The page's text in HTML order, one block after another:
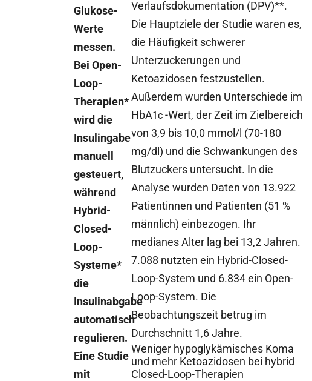
Glukose-
Werte
messen.
Bei Open-
Loop-
Therapien*
wird die
Insulingabe
manuell
gesteuert,
während
Hybrid-
Closed-
Loop-
Systeme*
die
Insulinabgabe
automatisch
regulieren.
Eine Studie
mit
Verlaufsdokumentation (DPV)**.
Die Hauptziele der Studie waren es,
die Häufigkeit schwerer
Unterzuckerungen und
Ketoazidosen festzustellen.
Außerdem wurden Unterschiede im
HbA1c -Wert, der Zeit im Zielbereich
von 3,9 bis 10,0 mmol/l (70-180
mg/dl) und die Schwankungen des
Blutzuckers untersucht. In die
Analyse wurden Daten von 13.922
Patientinnen und Patienten (51 %
männlich) einbezogen. Ihr
medianes Alter lag bei 13,2 Jahren.
7.088 nutzten ein Hybrid-Closed-
Loop-System und 6.834 ein Open-
Loop-System. Die
Beobachtungszeit betrug im
Durchschnitt 1,6 Jahre.
Weniger hypoglykämisches Koma
und mehr Ketoazidosen bei hybrid
Closed-Loop-Therapien